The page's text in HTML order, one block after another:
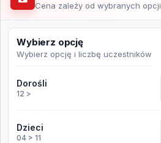
Cena zależy od wybranych opcji
Wybierz opcję
Wybierz opcję i liczbę uczestników
Dorośli
12 >
Dzieci
04 > 11